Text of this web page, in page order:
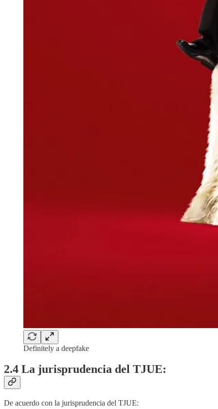
Definitely a deepfake
2.4 La jurisprudencia del TJUE:
De acuerdo con la jurisprudencia del TJUE: